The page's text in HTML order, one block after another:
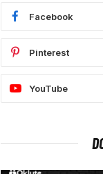
Facebook
Pinterest
YouTube